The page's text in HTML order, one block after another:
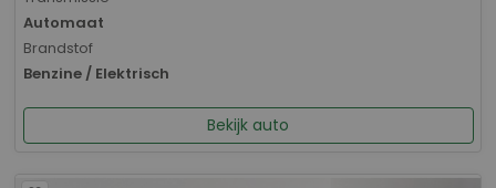
Automaat
Brandstof
Benzine / Elektrisch
Bekijk auto